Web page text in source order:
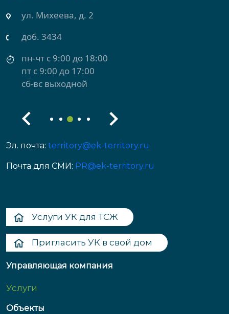
ул. Михеева, д. 2
доб. 3434
пн-чт с 9:00 до 18:00
пт с 9:00 до 17:00
сб-вс выходной
Эл. почта: territory@ek-territory.ru
Почта для СМИ: PR@ek-territory.ru
Услуги УК для ТСЖ
Пригласить УК в свой дом
Управляющая компания
Услуги
Объекты